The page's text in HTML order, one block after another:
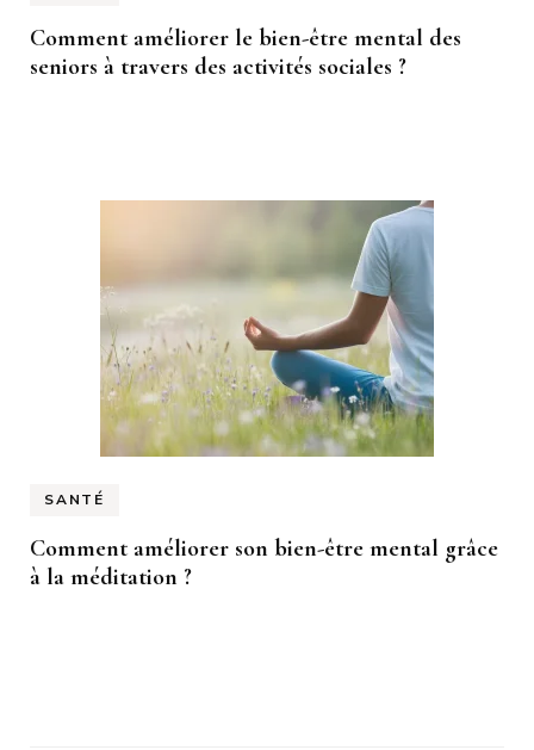
Comment améliorer le bien-être mental des
seniors à travers des activités sociales ?
SANTÉ
Comment améliorer son bien-être mental grâce
à la méditation ?